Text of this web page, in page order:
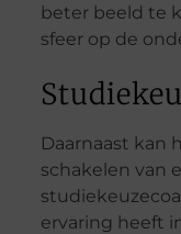
beter beeld te
sfeer op de
Daarnaast kan
schakelen van
ervaring heeft